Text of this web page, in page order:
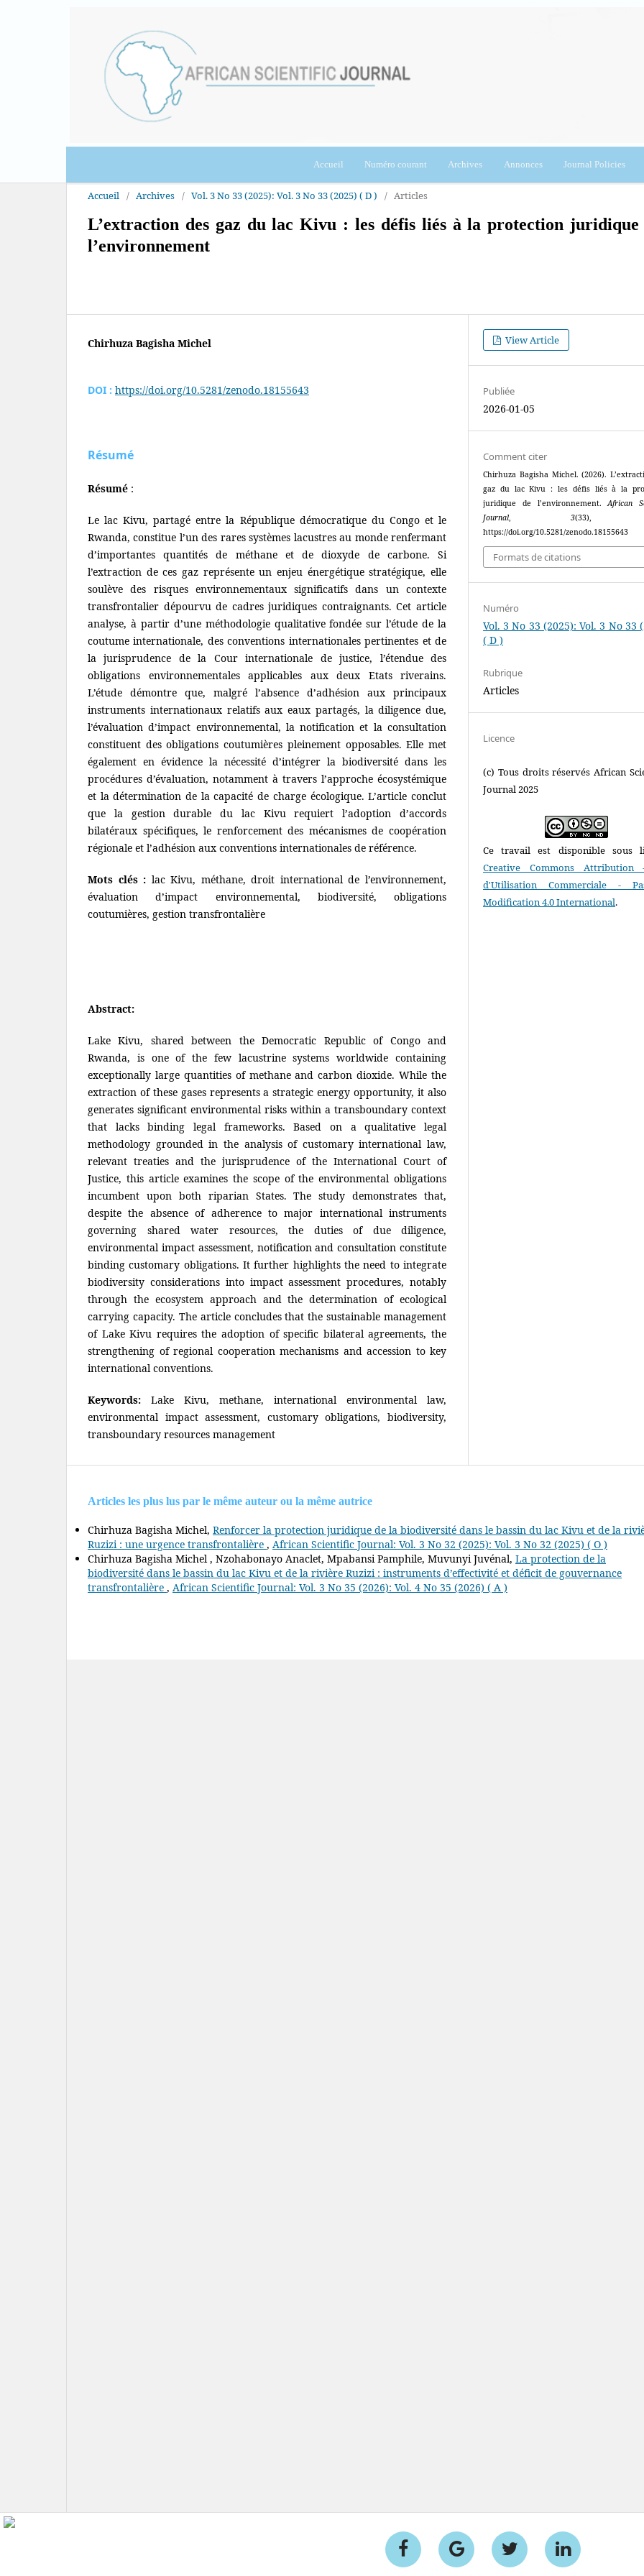
Accueil Numéro courant Archives Annonces Journal Policies
Accueil / Archives / Vol. 3 No 33 (2025): Vol. 3 No 33 (2025) ( D ) / Articles
L’extraction des gaz du lac Kivu : les défis liés à la protection juridique
l’environnement
Chirhuza Bagisha Michel
DOI : https://doi.org/10.5281/zenodo.18155643
Résumé
Résumé :
Le lac Kivu, partagé entre la République démocratique du Congo et le
Rwanda, constitue l’un des rares systèmes lacustres au monde renfermant
d’importantes quantités de méthane et de dioxyde de carbone. Si
l’extraction de ces gaz représente un enjeu énergétique stratégique, elle
soulève des risques environnementaux significatifs dans un contexte
transfrontalier dépourvu de cadres juridiques contraignants. Cet article
analyse, à partir d’une méthodologie qualitative fondée sur l’étude de la
coutume internationale, des conventions internationales pertinentes et de
la jurisprudence de la Cour internationale de justice, l’étendue des
obligations environnementales applicables aux deux Etats riverains.
L’étude démontre que, malgré l’absence d’adhésion aux principaux
instruments internationaux relatifs aux eaux partagés, la diligence due,
l’évaluation d’impact environnemental, la notification et la consultation
constituent des obligations coutumières pleinement opposables. Elle met
également en évidence la nécessité d’intégrer la biodiversité dans les
procédures d’évaluation, notamment à travers l’approche écosystémique
et la détermination de la capacité de charge écologique. L’article conclut
que la gestion durable du lac Kivu requiert l’adoption d’accords
bilatéraux spécifiques, le renforcement des mécanismes de coopération
régionale et l’adhésion aux conventions internationales de référence.
Mots clés : lac Kivu, méthane, droit international de l’environnement,
évaluation d’impact environnemental, biodiversité, obligations
coutumières, gestion transfrontalière
Abstract:
Lake Kivu, shared between the Democratic Republic of Congo and
Rwanda, is one of the few lacustrine systems worldwide containing
exceptionally large quantities of methane and carbon dioxide. While the
extraction of these gases represents a strategic energy opportunity, it also
generates significant environmental risks within a transboundary context
that lacks binding legal frameworks. Based on a qualitative legal
methodology grounded in the analysis of customary international law,
relevant treaties and the jurisprudence of the International Court of
Justice, this article examines the scope of the environmental obligations
incumbent upon both riparian States. The study demonstrates that,
despite the absence of adherence to major international instruments
governing shared water resources, the duties of due diligence,
environmental impact assessment, notification and consultation constitute
binding customary obligations. It further highlights the need to integrate
biodiversity considerations into impact assessment procedures, notably
through the ecosystem approach and the determination of ecological
carrying capacity. The article concludes that the sustainable management
of Lake Kivu requires the adoption of specific bilateral agreements, the
strengthening of regional cooperation mechanisms and accession to key
international conventions.
Keywords: Lake Kivu, methane, international environmental law,
environmental impact assessment, customary obligations, biodiversity,
transboundary resources management
View Article
Publiée
2026-01-05
Comment citer
Chirhuza Bagisha Michel. (2026).
gaz du lac Kivu : les défis liés à la
juridique de l’environnement.African
Journal, 3(33),
https://doi.org/10.5281/zenodo.18155643
Formats de citations
Numéro
Vol. 3 No 33 (2025): Vol. 3 No 33
( D )
Rubrique
Articles
Licence
(c) Tous droits réservés African
Journal 2025
Ce travail est disponible sous
Creative Commons Attribution
d'Utilisation Commerciale -
Modification 4.0 International.
Articles les plus lus par le même auteur ou la même autrice
Chirhuza Bagisha Michel, Renforcer la protection juridique de la biodiversité dans le bassin du lac Kivu et de la
Ruzizi : une urgence transfrontalière , African Scientific Journal: Vol. 3 No 32 (2025): Vol. 3 No 32 (2025) ( O )
Chirhuza Bagisha Michel , Nzohabonayo Anaclet, Mpabansi Pamphile, Muvunyi Juvénal, La protection de la
biodiversité dans le bassin du lac Kivu et de la rivière Ruzizi : instruments d’effectivité et déficit de gouvernance
transfrontalière , African Scientific Journal: Vol. 3 No 35 (2026): Vol. 4 No 35 (2026) ( A )